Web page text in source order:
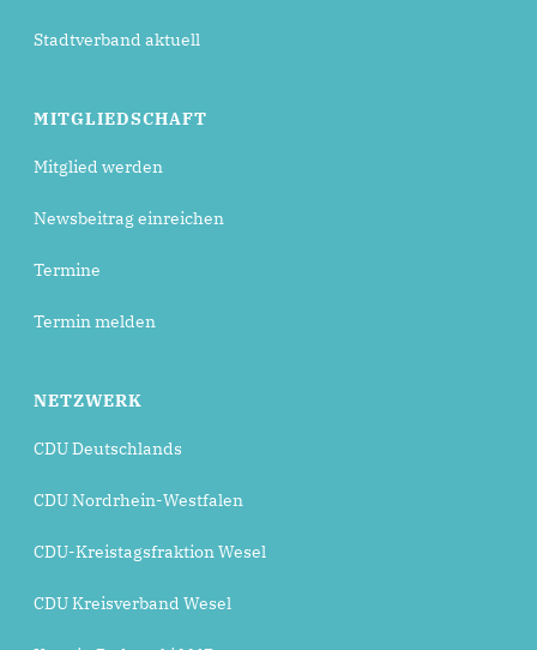
Stadtverband aktuell
MITGLIEDSCHAFT
Mitglied werden
Newsbeitrag einreichen
Termine
Termin melden
NETZWERK
CDU Deutschlands
CDU Nordrhein-Westfalen
CDU-Kreistagsfraktion Wesel
CDU Kreisverband Wesel